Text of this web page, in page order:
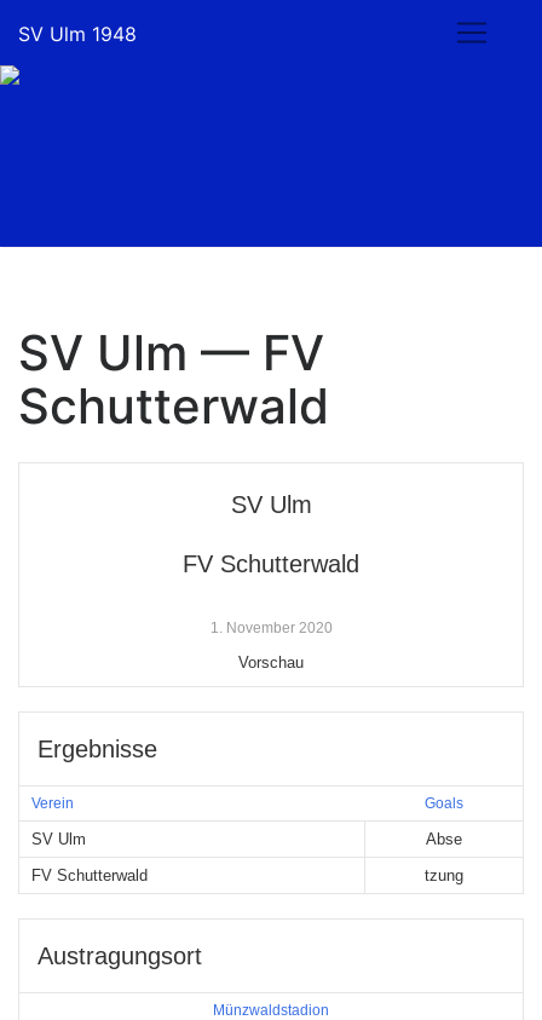
content
SV Ulm 1948
SV Ulm — FV
Schutterwald
SV Ulm
FV Schutterwald
1. November 2020
Vorschau
Ergebnisse
Verein Goals
SV Ulm
Abse
FV Schutterwald
tzung
Austragungsort
Münzwaldstadion